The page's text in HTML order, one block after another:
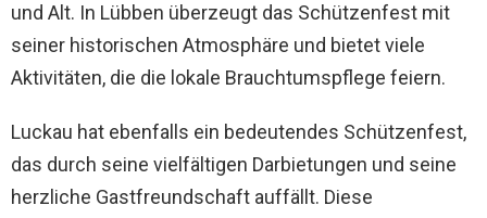
und Alt. In Lübben überzeugt das Schützenfest mit
seiner historischen Atmosphäre und bietet viele
Aktivitäten, die die lokale Brauchtumspflege feiern.
Luckau hat ebenfalls ein bedeutendes Schützenfest,
das durch seine vielfältigen Darbietungen und seine
herzliche Gastfreundschaft auffällt. Diese